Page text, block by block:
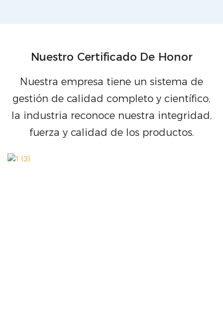
Nuestro Certificado De Honor
Nuestra empresa tiene un sistema de
gestión de calidad completo y científico,
la industria reconoce nuestra integridad,
fuerza y ​​calidad de los productos.